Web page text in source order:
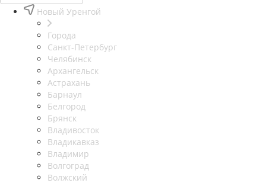
Новый Уренгой
Города
Санкт-Петербург
Челябинск
Архангельск
Астрахань
Барнаул
Белгород
Брянск
Владивосток
Владикавказ
Владимир
Волгоград
Волжский